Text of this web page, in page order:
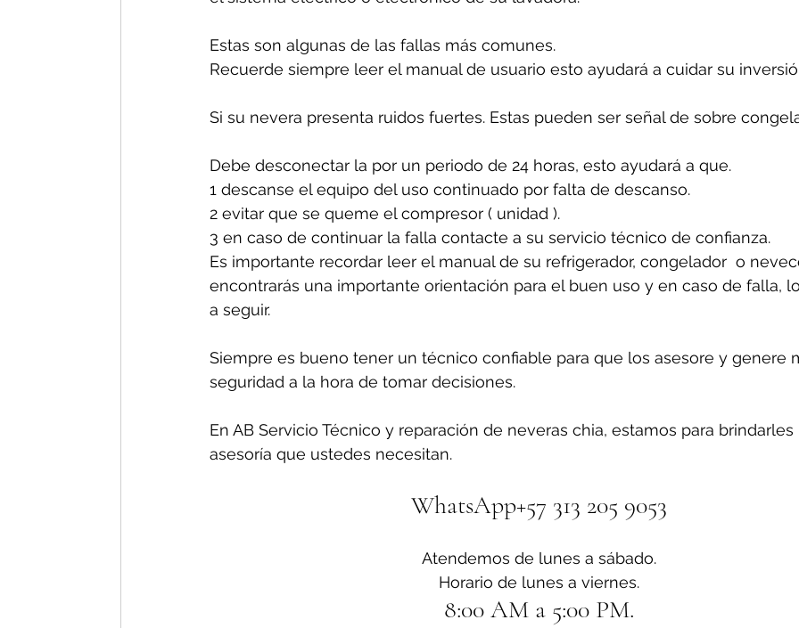
Estas son algunas de las fallas más comunes.
Recuerde siempre leer el manual de usuario esto ayudará a cuidar su
Si su nevera presenta ruidos fuertes. Estas pueden ser señal de sobre
Debe desconectar la por un periodo de 24 horas, esto ayudará a que.
1 descanse el equipo del uso continuado por falta de descanso.
2 evitar que se queme el compresor ( unidad ).
3 en caso de continuar la falla contacte a su servicio técnico de confianza.
Es importante recordar leer el manual de su refrigerador, congelador  o
encontrarás una importante orientación para el buen uso y en caso de falla,
a seguir.
Siempre es bueno tener un técnico confiable para que los asesore y genere
seguridad a la hora de tomar decisiones.
En AB Servicio Técnico y reparación de neveras chia, estamos para
asesoría que ustedes necesitan.
WhatsApp+57 313 205 9053
Atendemos de lunes a sábado.
Horario de lunes a viernes.
8:00 AM a 5:00 PM.